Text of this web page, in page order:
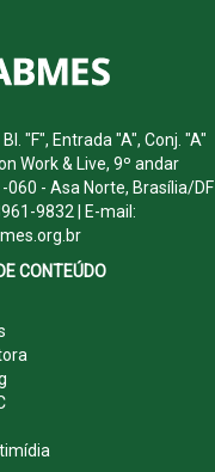
"F", Entrada "A", Conj. "A"
Work & Live, 9º andar
060 - Asa Norte, Brasília/DF
9832 | E-mail:
CONTEÚDO